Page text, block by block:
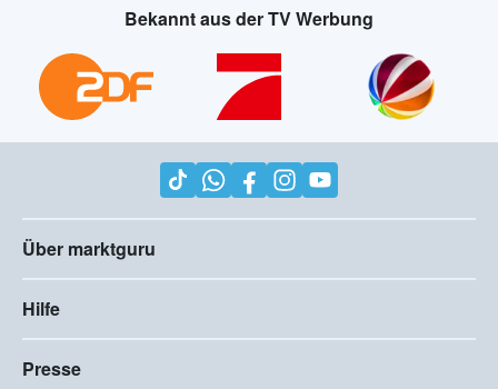
Bekannt aus der TV Werbung
Über marktguru
Hilfe
Presse